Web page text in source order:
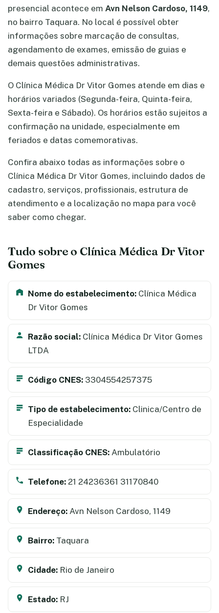
presencial acontece em Avn Nelson Cardoso, 1149,
no bairro Taquara. No local é possível obter
informações sobre marcação de consultas,
agendamento de exames, emissão de guias e
demais questões administrativas.
O Clínica Médica Dr Vitor Gomes atende em dias e
horários variados (Segunda-feira, Quinta-feira,
Sexta-feira e Sábado). Os horários estão sujeitos a
confirmação na unidade, especialmente em
feriados e datas comemorativas.
Confira abaixo todas as informações sobre o
Clínica Médica Dr Vitor Gomes, incluindo dados de
cadastro, serviços, profissionais, estrutura de
atendimento e a localização no mapa para você
saber como chegar.
Tudo sobre o Clínica Médica Dr Vitor
Gomes
Nome do estabelecimento: Clínica Médica
Dr Vitor Gomes
Razão social: Clínica Médica Dr Vitor Gomes
LTDA
Código CNES: 3304554257375
Tipo de estabelecimento: Clinica/Centro de
Especialidade
Classificação CNES: Ambulatório
Telefone: 21 24236361 31170840
Endereço: Avn Nelson Cardoso, 1149
Bairro: Taquara
Cidade: Rio de Janeiro
Estado: RJ